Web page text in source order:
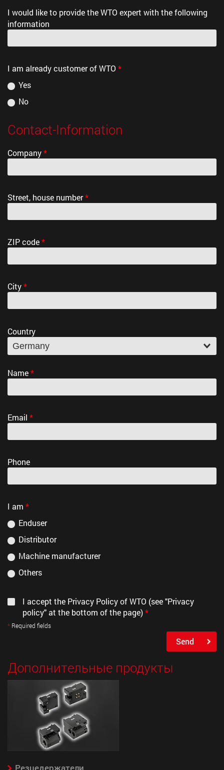
I would like to provide the WTO expert with the following
information
I am already customer of WTO *
Yes
No
Contact-Information
Company*
Street, house number*
ZIP code*
City*
Country
Name*
Email *
Phone
I am *
Enduser
Distributor
Machine manufacturer
Others
I accept the Privacy Policy of WTO (see "Privacy
policy" at the bottom of the page)*
Required fields
Send
Дополнительные продукты